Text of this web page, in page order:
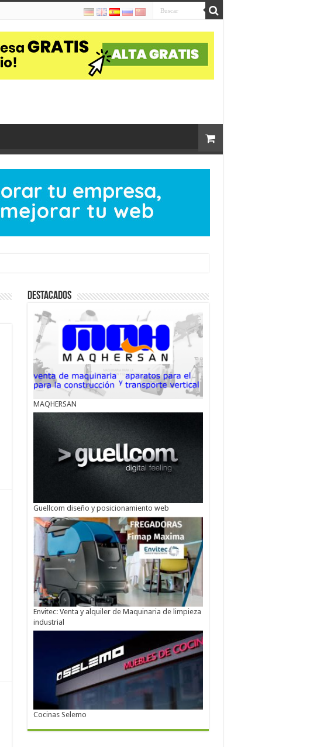
Destacados
MAQHERSAN
Guellcom diseño y posicionamiento web
Envitec: Venta y alquiler de Maquinaria de limpieza
industrial
Cocinas Selemo